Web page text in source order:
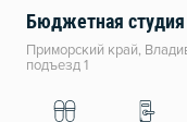
Приморский край,
подъезд 1